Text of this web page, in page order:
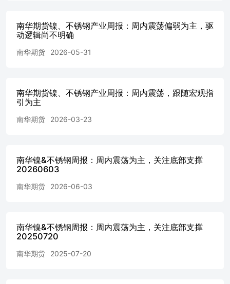
见显著变化，市场情绪偏谨慎，价格难以突破前期高点。
不锈钢的走势同样受制于整体宏观经济环境的压力。期货价
格在经历几次技术性调整后，逐步进入了宽幅震荡阶段，市
仓，市场对于短期价格持续上涨的信心有所减弱。对于不锈
钢，资金的流入则显得更加谨慎，部分资金选择在高位进行
止盈。 ∗基差月差结构 镍、不锈钢暂无明显基差以及月差
期走势；周五美元指数再度有所下跌，有色金属板块整体重
心上移。库存方面伦镍近期库存持续处于高位，仓单以及库
调整。 source：SMM,南华研究 source：同花顺,南华研究 第
空间微薄，此外部分火法产线持续处于亏损状态，周内无明
显变化；中间品方面，新能源一体化生产链路外售MHP以
有所好转，但是尚未转正；当前价值区间进一步下行挤压利
南华期货镍、不锈钢产业周报：周内震荡偏弱为主，驱
动逻辑尚不明确
南华期货 2026-05-31
南华期货镍、不锈钢产业周报：周内震荡，跟随宏观指
引为主
南华期货 2026-03-23
南华镍&不锈钢周报：周内震荡为主，关注底部支撑
20260603
南华期货 2026-06-03
南华镍&不锈钢周报：周内震荡为主，关注底部支撑
20250720
南华期货 2025-07-20